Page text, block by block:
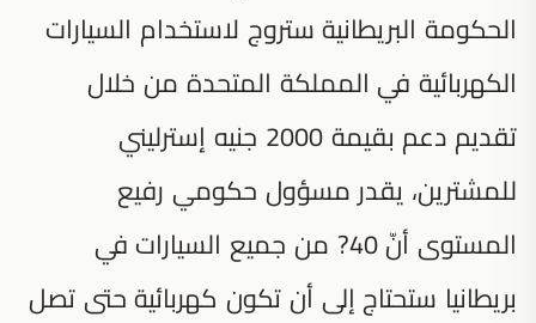
الحكومة البريطانية ستروج لاستخدام السيارات
الكهربائية في المملكة المتحدة من خلال
تقديم دعم بقيمة 2000 جنيه إسترليني
للمشترين، يقدر مسؤول حكومي رفيع
المستوى أنّ 40? من جميع السيارات في
بريطانيا ستحتاج إلى أن تكون كهربائية حتى تصل